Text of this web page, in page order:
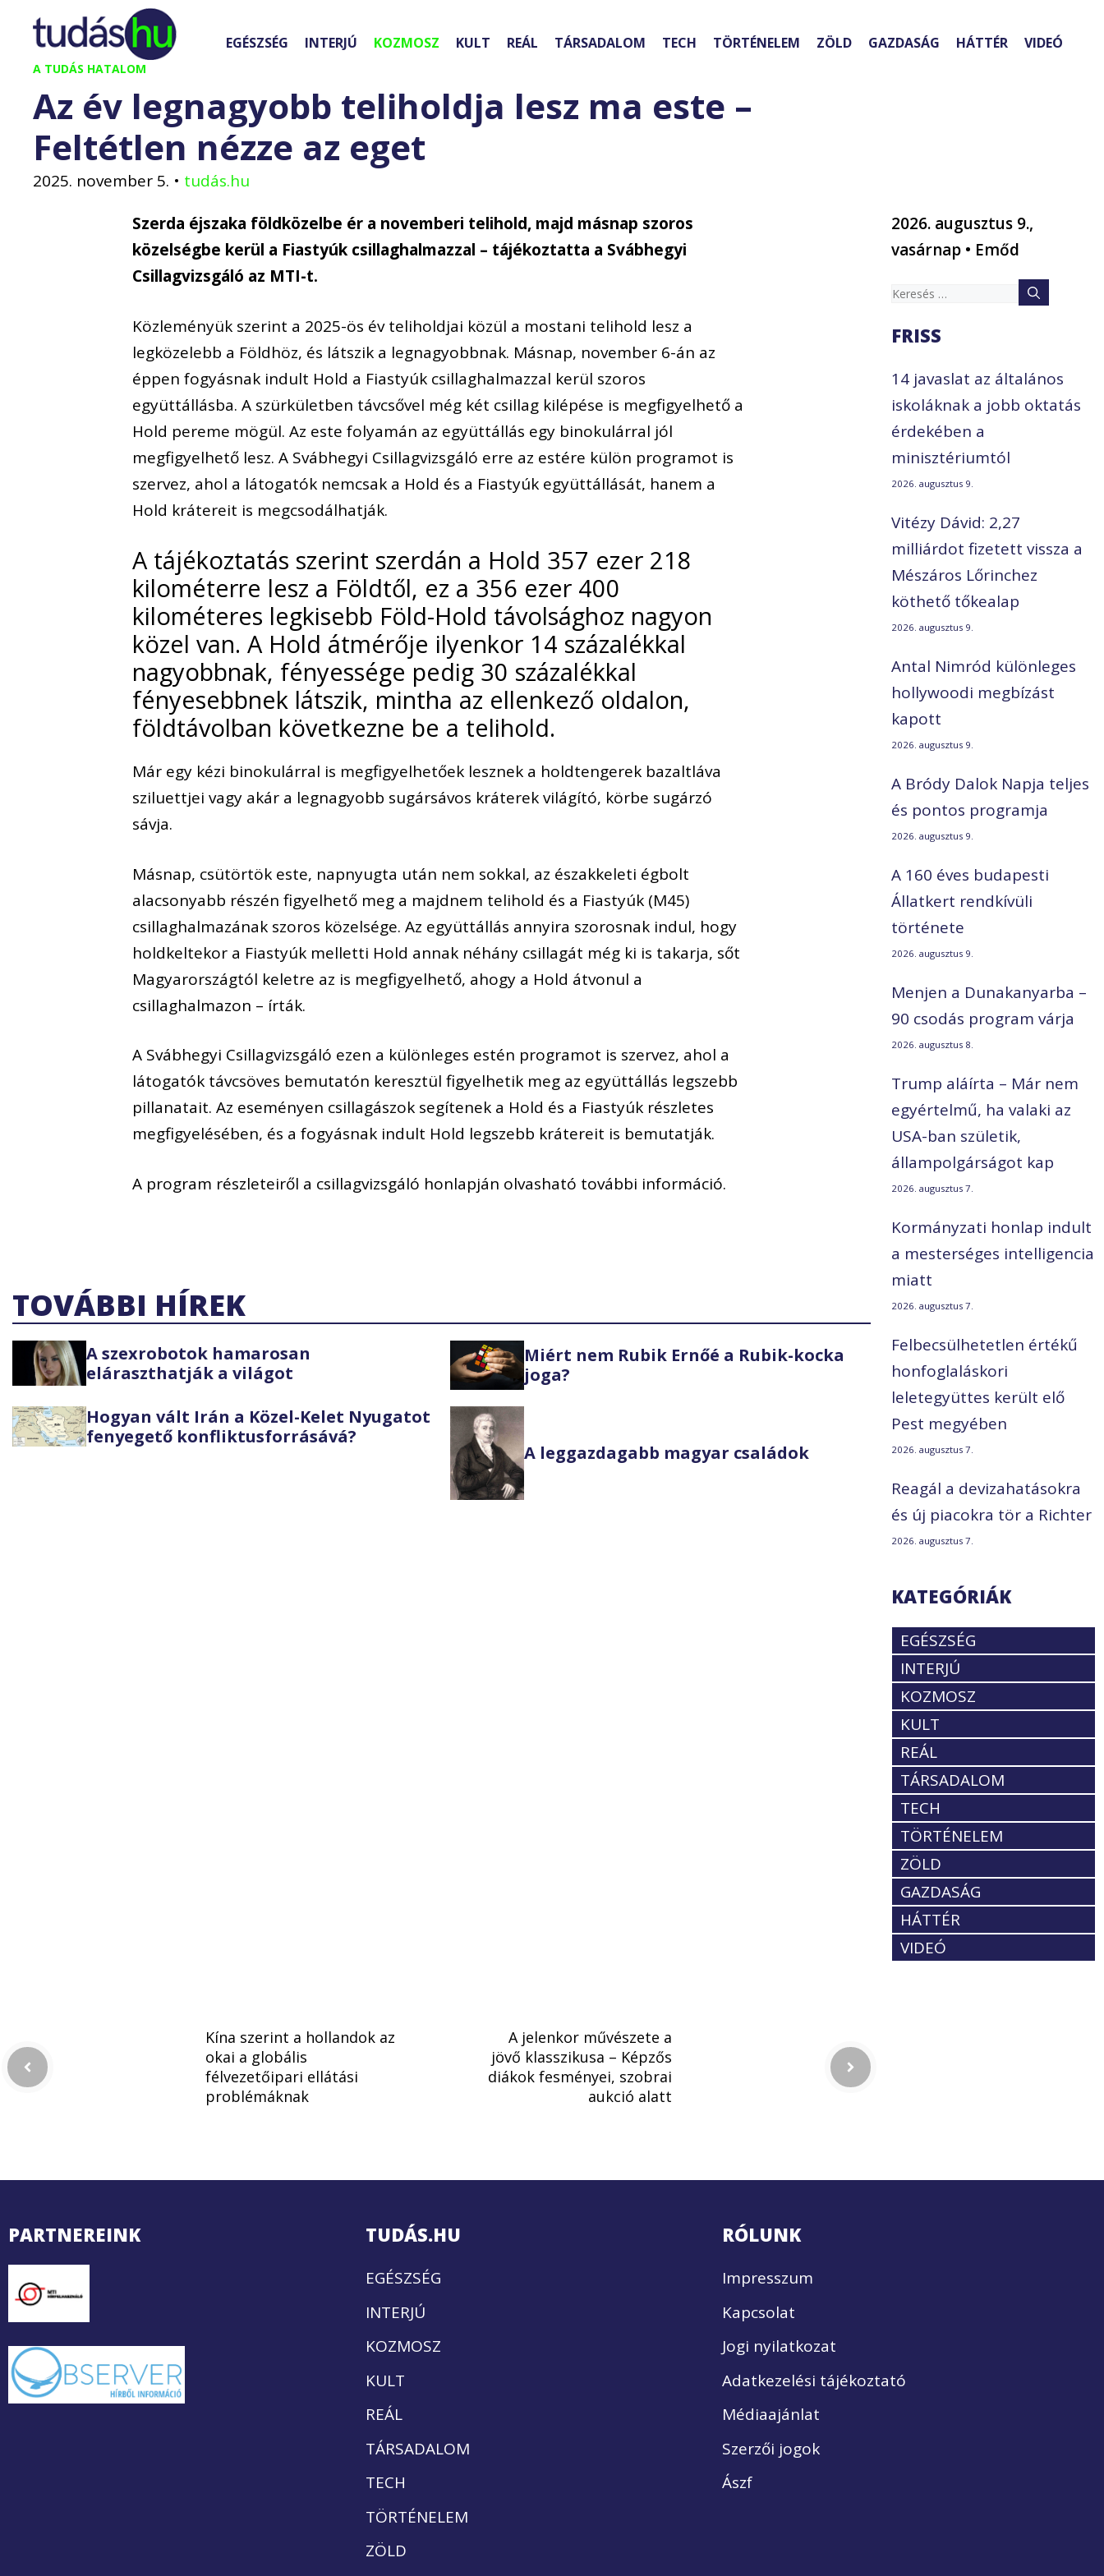
Kilépés
tartalomba
A TUDÁS HATALOM
EGÉSZSÉG INTERJÚ KOZMOSZ KULT REÁL TÁRSADALOM TECH TÖRTÉNELEM ZÖLD GAZDASÁG HÁTTÉR VIDEÓ
Az év legnagyobb teliholdja lesz ma este –
Feltétlen nézze az eget
2025. november 5. • tudás.hu
Szerda éjszaka földközelbe ér a novemberi telihold, majd másnap szoros
közelségbe kerül a Fiastyúk csillaghalmazzal – tájékoztatta a Svábhegyi
Csillagvizsgáló az MTI-t.
Közleményük szerint a 2025-ös év teliholdjai közül a mostani telihold lesz a
legközelebb a Földhöz, és látszik a legnagyobbnak. Másnap, november 6-án az
éppen fogyásnak indult Hold a Fiastyúk csillaghalmazzal kerül szoros
együttállásba. A szürkületben távcsővel még két csillag kilépése is megfigyelhető a
Hold pereme mögül. Az este folyamán az együttállás egy binokulárral jól
megfigyelhető lesz. A Svábhegyi Csillagvizsgáló erre az estére külön programot is
szervez, ahol a látogatók nemcsak a Hold és a Fiastyúk együttállását, hanem a
Hold krátereit is megcsodálhatják.
A tájékoztatás szerint szerdán a Hold 357 ezer 218
kilométerre lesz a Földtől, ez a 356 ezer 400
kilométeres legkisebb Föld-Hold távolsághoz nagyon
közel van. A Hold átmérője ilyenkor 14 százalékkal
nagyobbnak, fényessége pedig 30 százalékkal
fényesebbnek látszik, mintha az ellenkező oldalon,
földtávolban következne be a telihold.
Már egy kézi binokulárral is megfigyelhetőek lesznek a holdtengerek bazaltláva
sziluettjei vagy akár a legnagyobb sugársávos kráterek világító, körbe sugárzó
sávja.
Másnap, csütörtök este, napnyugta után nem sokkal, az északkeleti égbolt
alacsonyabb részén figyelhető meg a majdnem telihold és a Fiastyúk (M45)
csillaghalmazának szoros közelsége. Az együttállás annyira szorosnak indul, hogy
holdkeltekor a Fiastyúk melletti Hold annak néhány csillagát még ki is takarja, sőt
Magyarországtól keletre az is megfigyelhető, ahogy a Hold átvonul a
csillaghalmazon – írták.
A Svábhegyi Csillagvizsgáló ezen a különleges estén programot is szervez, ahol a
látogatók távcsöves bemutatón keresztül figyelhetik meg az együttállás legszebb
pillanatait. Az eseményen csillagászok segítenek a Hold és a Fiastyúk részletes
megfigyelésében, és a fogyásnak indult Hold legszebb krátereit is bemutatják.
A program részleteiről a csillagvizsgáló honlapján olvasható további információ.
TOVÁBBI HÍREK
A szexrobotok hamarosan
eláraszthatják a világot
Miért nem Rubik Ernőé a Rubik-kocka
joga?
Hogyan vált Irán a Közel-Kelet Nyugatot
fenyegető konfliktusforrásává?
A leggazdagabb magyar családok
2026. augusztus 9.,
vasárnap • Emőd
Keresés:
FRISS
14 javaslat az általános
iskoláknak a jobb oktatás
érdekében a
minisztériumtól
2026. augusztus 9.
Vitézy Dávid: 2,27
milliárdot fizetett vissza a
Mészáros Lőrinchez
köthető tőkealap
2026. augusztus 9.
Antal Nimród különleges
hollywoodi megbízást
kapott
2026. augusztus 9.
A Bródy Dalok Napja teljes
és pontos programja
2026. augusztus 9.
A 160 éves budapesti
Állatkert rendkívüli
története
2026. augusztus 9.
Menjen a Dunakanyarba –
90 csodás program várja
2026. augusztus 8.
Trump aláírta – Már nem
egyértelmű, ha valaki az
USA-ban születik,
állampolgárságot kap
2026. augusztus 7.
Kormányzati honlap indult
a mesterséges intelligencia
miatt
2026. augusztus 7.
Felbecsülhetetlen értékű
honfoglaláskori
leletegyüttes került elő
Pest megyében
2026. augusztus 7.
Reagál a devizahatásokra
és új piacokra tör a Richter
2026. augusztus 7.
KATEGÓRIÁK
EGÉSZSÉG
INTERJÚ
KOZMOSZ
KULT
REÁL
TÁRSADALOM
TECH
TÖRTÉNELEM
ZÖLD
GAZDASÁG
HÁTTÉR
VIDEÓ
Kína szerint a hollandok az
okai a globális
félvezetőipari ellátási
problémáknak
A jelenkor művészete a
jövő klasszikusa – Képzős
diákok fesményei, szobrai
aukció alatt
PARTNEREINK TUDÁS.HU
EGÉSZSÉG
INTERJÚ
KOZMOSZ
KULT
REÁL
TÁRSADALOM
TECH
TÖRTÉNELEM
ZÖLD
RÓLUNK
Impresszum
Kapcsolat
Jogi nyilatkozat
Adatkezelési tájékoztató
Médiaajánlat
Szerzői jogok
Ászf